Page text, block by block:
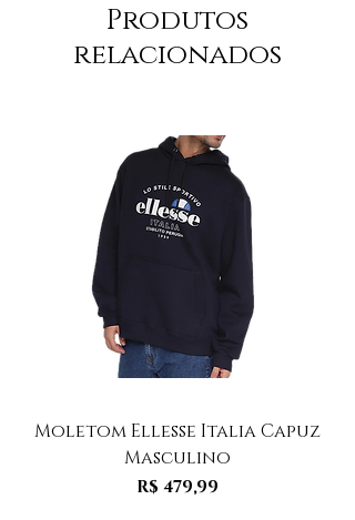
Produtos
relacionados
Moletom Ellesse Italia Capuz
Masculino
Preço
R$ 479,99